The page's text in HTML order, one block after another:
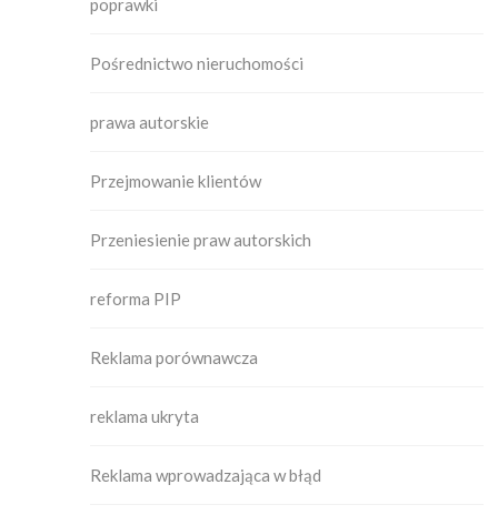
poprawki
Pośrednictwo nieruchomości
prawa autorskie
Przejmowanie klientów
Przeniesienie praw autorskich
reforma PIP
Reklama porównawcza
reklama ukryta
Reklama wprowadzająca w błąd